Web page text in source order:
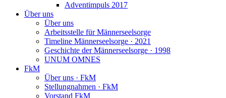
Adventimpuls 2017
Über uns
Über uns
Arbeitsstelle für Männerseelsorge
Timeline Männerseelsorge · 2021
Geschichte der Männerseelsorge · 1998
UNUM OMNES
FkM
Über uns · FkM
Stellungnahmen · FkM
Vorstand FkM